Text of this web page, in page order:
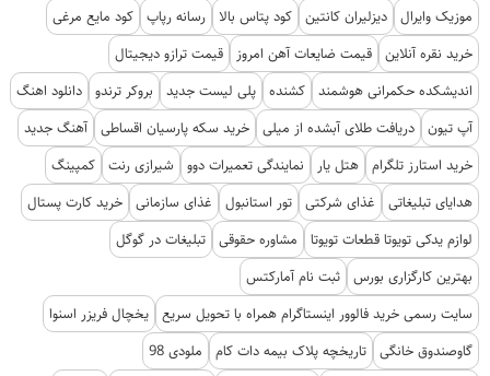
موزیک وایرال دیزلیران کانتین کود پتاس بالا رسانه رپاپ کود مایع مرغی
خرید نقره آنلاین قیمت ضایعات آهن امروز
قیمت ترازو دیجیتال
اندیشکده حکمرانی هوشمند کشنده پلی لیست جدید بروکر ترندو دانلود اهنگ
آپ تیون دریافت طلای آبشده از میلی خرید سکه پارسیان اقساطی آهنگ جدید
خرید استارز تلگرام هتل یار نمایندگی تعمیرات دوو شیرازی رنت کمپینگ
هدایای تبلیغاتی
غذای شرکتی تور استانبول غذای سازمانی خرید کارت پستال
لوازم یدکی تویوتا قطعات تویوتا
مشاوره حقوقی تبلیغات در گوگل
بهترین کارگزاری بورس ثبت نام آمارکتس
سایت رسمی خرید فالوور اینستاگرام همراه با تحویل سریع یخچال فریزر اسنوا
گاوصندوق خانگی تاریخچه پلاک بیمه دات کام ملودی 98